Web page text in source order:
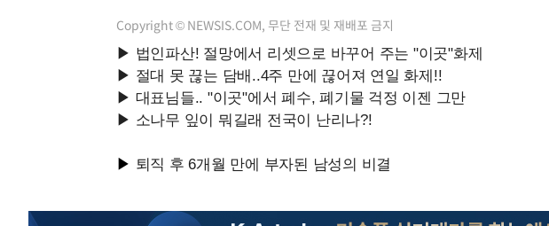
Copyright © NEWSIS.COM, 무단 전재 및 재배포 금지